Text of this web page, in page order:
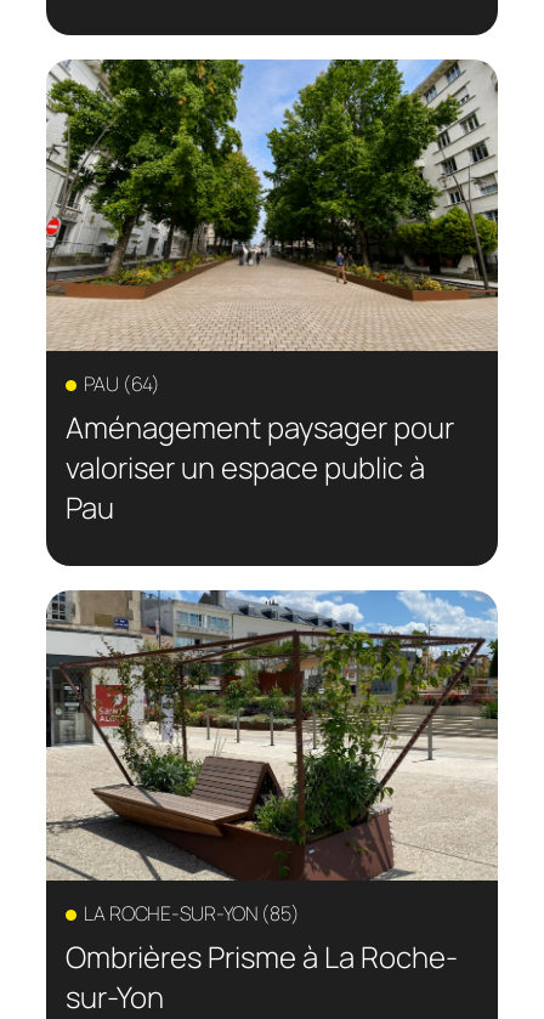
PAU (64)
Aménagement paysager pour
valoriser un espace public à
Pau
LA ROCHE-SUR-YON (85)
Ombrières Prisme à La Roche-
sur-Yon